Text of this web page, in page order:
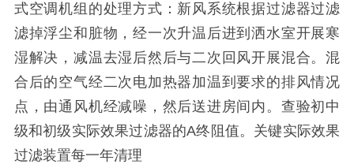
式空调机组的处理方式：新风系统根据过滤器过滤
滤掉浮尘和脏物，经一次升温后进到洒水室开展寒
湿解决，减温去湿后然后与二次回风开展混合。混
合后的空气经二次电加热器加温到要求的排风情况
点，由通风机经减噪，然后送进房间内。查验初中
级和初级实际效果过滤器的A终阻值。关键实际效果
过滤装置每一年清理